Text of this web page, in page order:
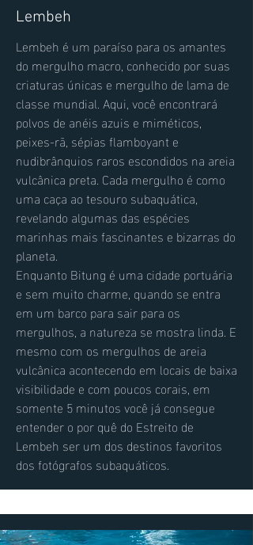
Lembeh
Lembeh é um paraíso para os amantes
do mergulho macro, conhecido por suas
criaturas únicas e mergulho de lama de
classe mundial. Aqui, você encontrará
polvos de anéis azuis e miméticos,
peixes-rã, sépias flamboyant e
nudibrânquios raros escondidos na areia
vulcânica preta. Cada mergulho é como
uma caça ao tesouro subaquática,
revelando algumas das espécies
marinhas mais fascinantes e bizarras do
planeta.
Enquanto Bitung é uma cidade portuária
e sem muito charme, quando se entra
em um barco para sair para os
mergulhos, a natureza se mostra linda. E
mesmo com os mergulhos de areia
vulcânica acontecendo em locais de baixa
visibilidade e com poucos corais, em
somente 5 minutos você já consegue
entender o por quê do Estreito de
Lembeh ser um dos destinos favoritos
dos fotógrafos subaquáticos.